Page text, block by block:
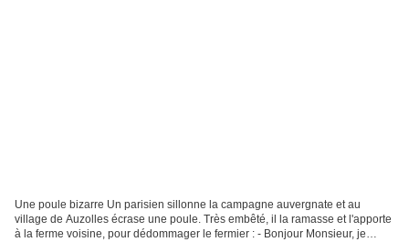
Une poule bizarre Un parisien sillonne la campagne auvergnate et au
village de Auzolles écrase une poule. Très embêté, il la ramasse et l'apporte
à la ferme voisine, pour dédommager le fermier : - Bonjour Monsieur, je